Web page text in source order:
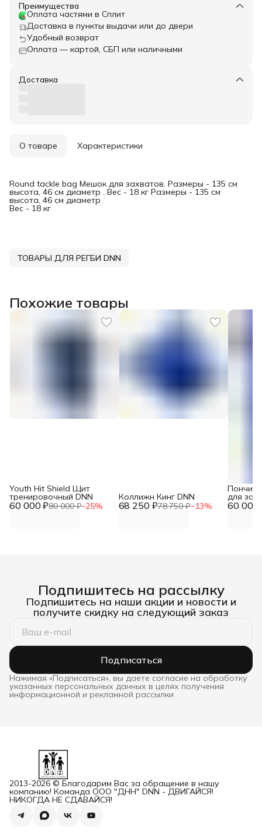
Преимущества
Оплата частями в Сплит
Доставка в пункты выдачи или до двери
Удобный возврат
Оплата — картой, СБП или наличными
Доставка
О товаре Характеристики
Round tackle bag Мешок для захватов. Размеры - 135 см
высота, 46 см диаметр . Вес - 18 кг Размеры - 135 см
высота, 46 см диаметр
Вес - 18 кг
ТОВАРЫ ДЛЯ РЕГБИ DNN
Похожие товары
60 000 ₽80 000 ₽−25%
Youth Hit Shield Щит
тренировочный DNN
68 250 ₽78 750 ₽−13%
Коллижн Кинг DNN
60 000
Пончик
для
Подпишитесь на рассылку
Подпишитесь на наши акции и новости и
получите скидку на следующий заказ
Подписаться
Нажимая «Подписаться», вы даете согласие на обработку
указанных персональных данных в целях получения
информационной и рекламной рассылки
2013-2026 © Благодарим Вас за обращение в нашу
компанию! Команда ООО "ДНН" DNN - ДВИГАЙСЯ!
НИКОГДА НЕ СДАВАЙСЯ!